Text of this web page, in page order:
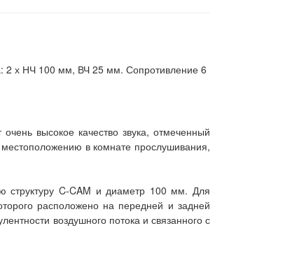
2 х НЧ 100 мм, ВЧ 25 мм. Сопротивление 6
высокое качество звука, отмеченный
в комнате прослушивания,
структуру C-CAM и диаметр 100 мм. Для
расположено на передней и задней
воздушного потока и связанного с